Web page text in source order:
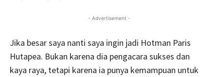
- Advertisement -
Jika besar saya nanti saya ingin jadi Hotman Paris
Hutapea. Bukan karena dia pengacara sukses dan
kaya raya, tetapi karena ia punya kemampuan untuk